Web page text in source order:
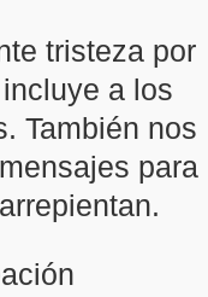
tristeza por
a los
También nos
para